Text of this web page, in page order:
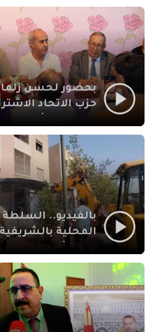
بمراكش
بحضور لحسن
حزب الاتحاد
مقراً بمقاطعة
يوسف بن علي
بالفيديو.. السلطة
المحلية بالشريفية
بنايات غير قانونية
الإيمان